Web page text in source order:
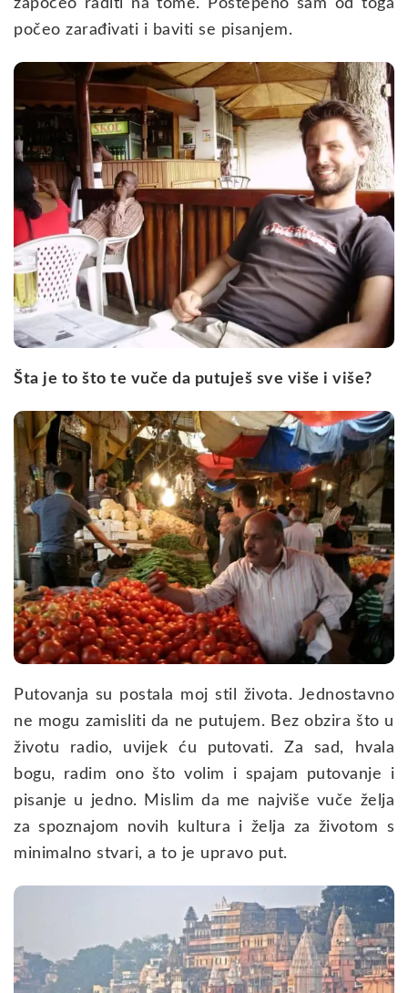
započeo raditi na tome. Postepeno sam od toga
počeo zarađivati i baviti se pisanjem.
Šta je to što te vuče da putuješ sve više i više?
Putovanja su postala moj stil života. Jednostavno
ne mogu zamisliti da ne putujem. Bez obzira što u
životu radio, uvijek ću putovati. Za sad, hvala
bogu, radim ono što volim i spajam putovanje i
pisanje u jedno. Mislim da me najviše vuče želja
za spoznajom novih kultura i želja za životom s
minimalno stvari, a to je upravo put.